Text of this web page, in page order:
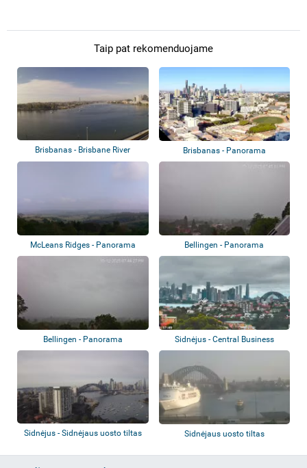
Taip pat rekomenduojame
Brisbanas - Brisbane River Brisbanas - Panorama
McLeans Ridges - Panorama Bellingen - Panorama
Bellingen - Panorama
Sidnėjus - Central Business
District
Sidnėjus - Sidnėjaus uosto tiltas Sidnėjaus uosto tiltas